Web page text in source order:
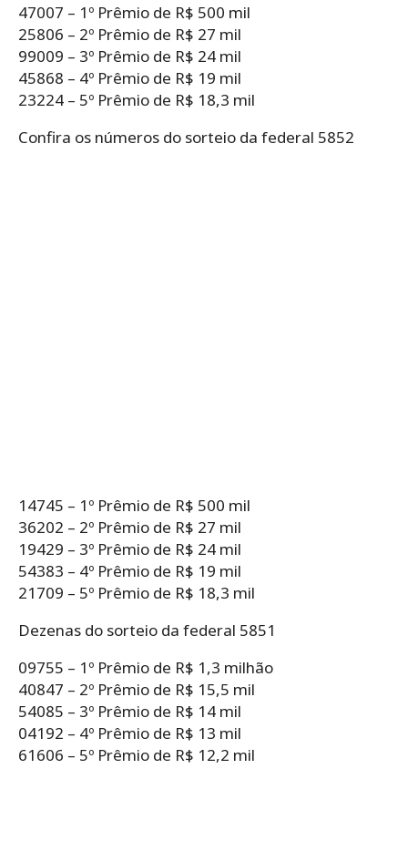
47007 – 1º Prêmio de R$ 500 mil
25806 – 2º Prêmio de R$ 27 mil
99009 – 3º Prêmio de R$ 24 mil
45868 – 4º Prêmio de R$ 19 mil
23224 – 5º Prêmio de R$ 18,3 mil
Confira os números do sorteio da federal 5852
14745 – 1º Prêmio de R$ 500 mil
36202 – 2º Prêmio de R$ 27 mil
19429 – 3º Prêmio de R$ 24 mil
54383 – 4º Prêmio de R$ 19 mil
21709 – 5º Prêmio de R$ 18,3 mil
Dezenas do sorteio da federal 5851
09755 – 1º Prêmio de R$ 1,3 milhão
40847 – 2º Prêmio de R$ 15,5 mil
54085 – 3º Prêmio de R$ 14 mil
04192 – 4º Prêmio de R$ 13 mil
61606 – 5º Prêmio de R$ 12,2 mil